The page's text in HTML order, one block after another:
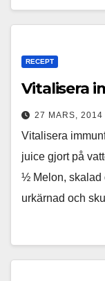
RECEPT
Vitalisera
27 MARS, 2014
Vitalisera
juice gjort på
½ Melon, skalad
urkärnad och